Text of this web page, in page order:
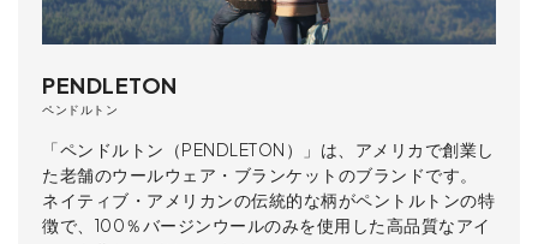
PENDLETON
ペンドルトン
「ペンドルトン（PENDLETON）」は、アメリカで創業し
た老舗のウールウェア・ブランケットのブランドです。
ネイティブ・アメリカンの伝統的な柄がペントルトンの特
徴で、100％バージンウールのみを使用した高品質なアイ